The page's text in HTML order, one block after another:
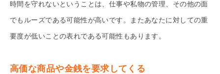
時間を守れないということは、仕事や私物の管理、その他の面
でもルーズである可能性が高いです。またあなたに対しての重
要度が低いことの表れである可能性もあります。
高価な商品や金銭を要求してくる